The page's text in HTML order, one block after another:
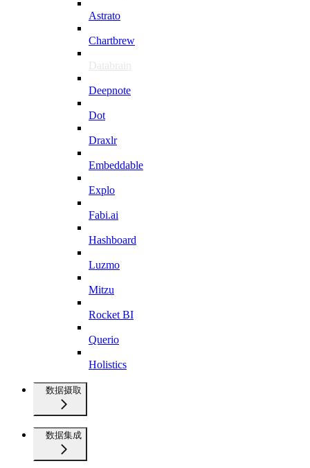
Astrato
Chartbrew
Databrain
Deepnote
Dot
Draxlr
Embeddable
Explo
Fabi.ai
Hashboard
Luzmo
Mitzu
Rocket BI
Querio
Holistics
数据摄取
数据集成